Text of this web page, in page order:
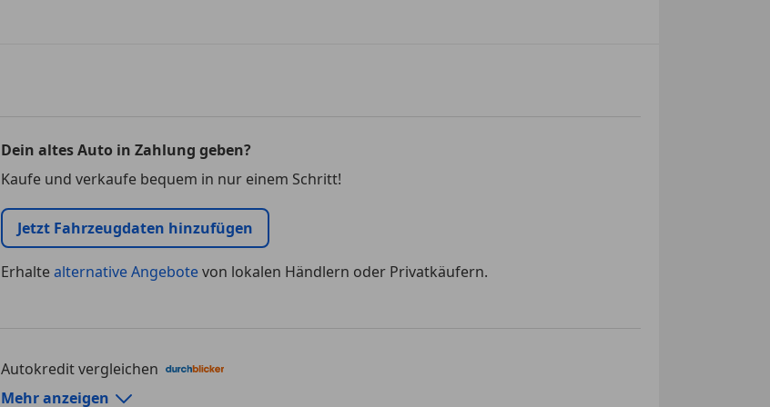
Dein altes Auto in Zahlung geben?
Kaufe und verkaufe bequem in nur einem Schritt!
Jetzt Fahrzeugdaten hinzufügen
Erhaltealternative Angebotevon lokalen Händlern oder Privatkäufern.
Autokredit vergleichen
Autokredit-Rechner von durchblicker.at
Mehr anzeigen